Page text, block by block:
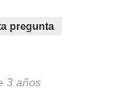
pregunta
3 años